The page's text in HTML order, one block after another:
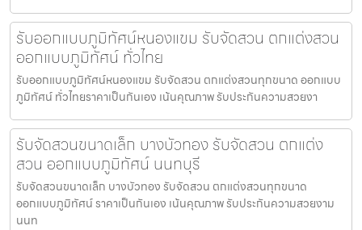
รับออกแบบภูมิทัศน์หนองแขม รับจัดสวน ตกแต่งสวน
ออกแบบภูมิทัศน์ ทั่วไทย
รับออกแบบภูมิทัศน์หนองแขม รับจัดสวน ตกแต่งสวนทุกขนาด ออกแบบ
ภูมิทัศน์ ทั่วไทยราคาเป็นกันเอง เน้นคุณภาพ รับประกันความสวยงา
รับจัดสวนขนาดเล็ก บางบัวทอง รับจัดสวน ตกแต่ง
สวน ออกแบบภูมิทัศน์ นนทบุรี
รับจัดสวนขนาดเล็ก บางบัวทอง รับจัดสวน ตกแต่งสวนทุกขนาด
ออกแบบภูมิทัศน์ ราคาเป็นกันเอง เน้นคุณภาพ รับประกันความสวยงาม
นนท